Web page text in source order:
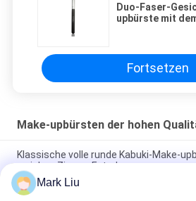
Duo-Faser-
upbürste mit
Qualität
Fortsetzen
Make-upbürsten der hohen
Klassische volle runde Kabuki-Make-
weichen Ziegen-Extrahaar
Vonira-Schönheits-große Fan-Ziegen-
Mark Liu